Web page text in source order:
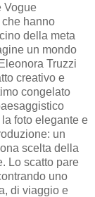
Vogue
che hanno
della meta
un mondo
Truzzi
creativo e
congelato
foto elegante e
un
scelta della
Lo scatto pare
uno
di viaggio e